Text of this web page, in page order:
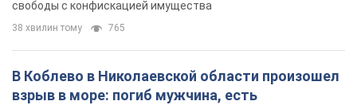
свободы с конфискацией имущества
38 хвилин тому 765
В Коблево в Николаевской области произошел
взрыв в море: погиб мужчина, есть